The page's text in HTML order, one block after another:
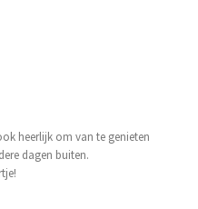
heerlijk om van te genieten
dagen buiten.